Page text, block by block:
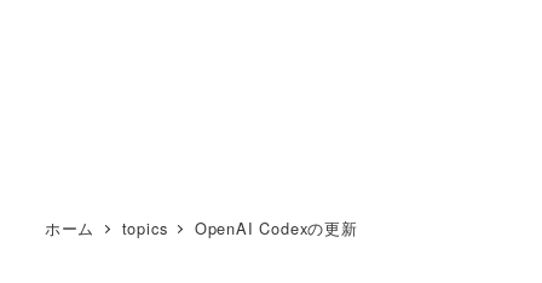
ホーム topics OpenAI Codexの更新